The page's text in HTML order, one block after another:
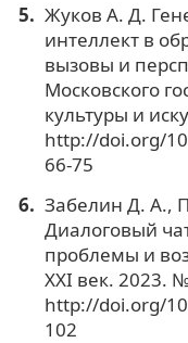
Жуков А. Д.
интеллект в
вызовы и
Московского
культуры и
http://doi.org/
66-75
Забелин Д. А.,
Диалоговый
проблемы и
XXI век. 2023.
http://doi.org/
102